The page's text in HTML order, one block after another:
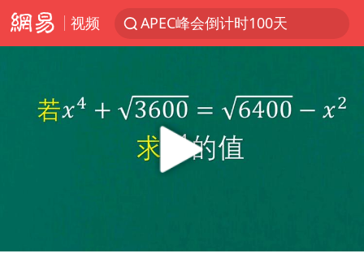
视频
APEC峰会倒计时100天
SK海力士回应“或出售重庆工厂”传闻
费大厨不自称“大王”了
Play